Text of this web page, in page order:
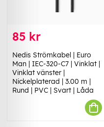
85 kr
Nedis Strömkabel | Euro
Man | IEC-320-C7 | Vinklat |
Vinklat vänster |
Nickelplaterad | 3.00 m |
Rund | PVC | Svart | Låda